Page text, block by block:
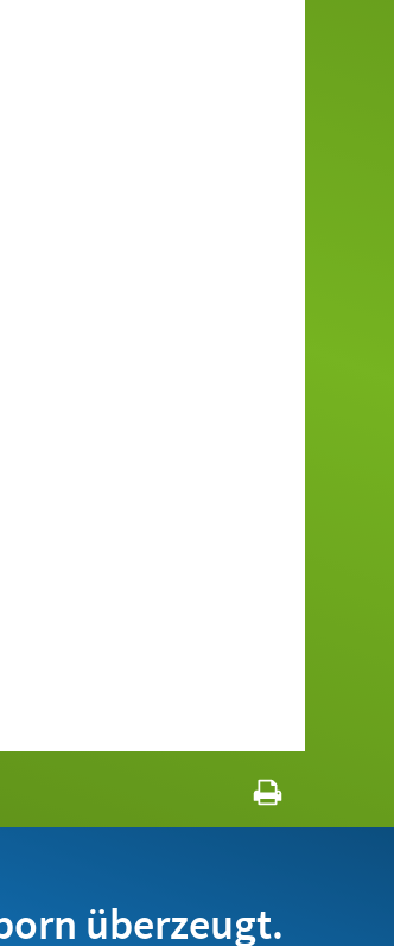
überzeugt.